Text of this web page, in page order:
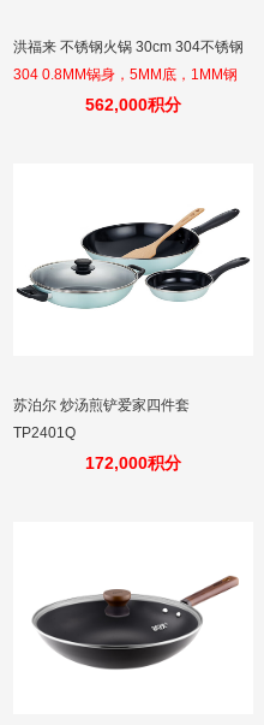
洪福来 不锈钢火锅 30cm 304不锈钢
304 0.8MM锅身，5MM底，1MM钢
盖，燃气灶电陶炉电磁炉通用，混煮
562,000积分
苏泊尔 炒汤煎铲爱家四件套
TP2401Q
172,000积分